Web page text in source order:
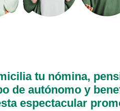
tu nómina,
de autónomo y
espectacular